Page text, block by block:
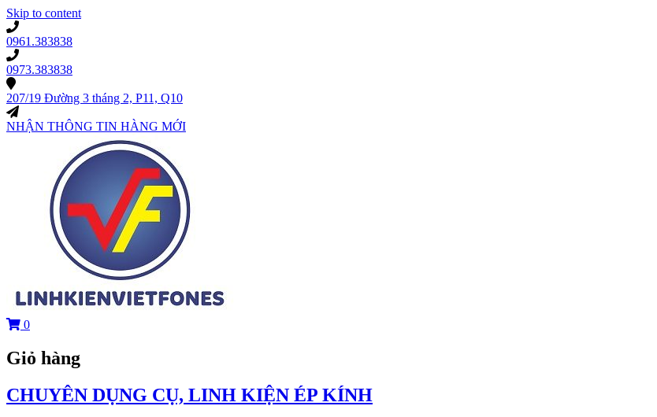
Skip to content
0961.383838
0973.383838
207/19 Đường 3 tháng 2, P11, Q10
NHẬN THÔNG TIN HÀNG MỚI
0
Giỏ hàng
CHUYÊN DỤNG CỤ, LINH KIỆN ÉP KÍNH